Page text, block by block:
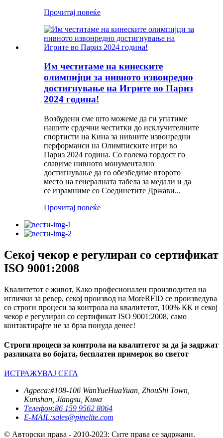
Прочитај повеќе
Им честитаме на кинеските
олимпијци за нивното извонредно
достигнување на Игрите во Париз
2024 година!
Возбудени сме што можеме да ги упатиме
нашите срдечни честитки до исклучителните
спортисти на Кина за нивните извонредни
перформанси на Олимписките игри во
Париз 2024 година. Со голема гордост го
славиме нивното монументално
достигнување да го обезбедиме второто
место на генералната табела за медали и да
се израмниме со Соединетите Држави...
Прочитај повеќе
Секој чекор е регулиран со сертификат
ISO 9001:2008
Квалитетот е живот, Како професионален производител на
иглички за ревер, секој производ на MoreRFID се произведува
со строги процеси за контрола на квалитетот, 100% КК и секој
чекор е регулиран со сертификат ISO 9001:2008, само
контактирајте не за брза понуда денес!
Строги процеси за контрола на квалитетот за да ја задржат
разликата во бојата, бесплатен примерок во светот
ИСТРАЖУВАЈ СЕГА
Адреса:#108-106 WanYueHuaYuan, ZhouShi Town,
Kunshan, Jiangsu, Кина
Телефон:86 159 9562 8064
E-MAIL:sales@pinelite.com
© Авторски права - 2010-2023: Сите права се задржани.